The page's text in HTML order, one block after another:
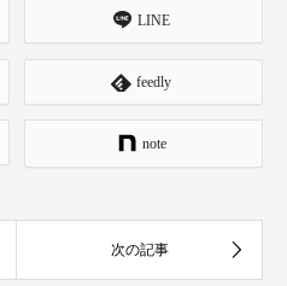
LINE
feedly
note